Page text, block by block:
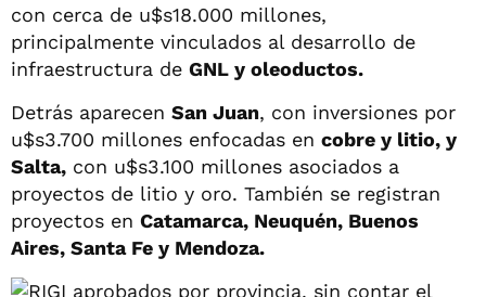
con cerca de u$s18.000 millones,
principalmente vinculados al desarrollo de
infraestructura de GNL y oleoductos.
Detrás aparecen San Juan, con inversiones por
u$s3.700 millones enfocadas en cobre y litio, y
Salta, con u$s3.100 millones asociados a
proyectos de litio y oro. También se registran
proyectos en Catamarca, Neuquén, Buenos
Aires, Santa Fe y Mendoza.